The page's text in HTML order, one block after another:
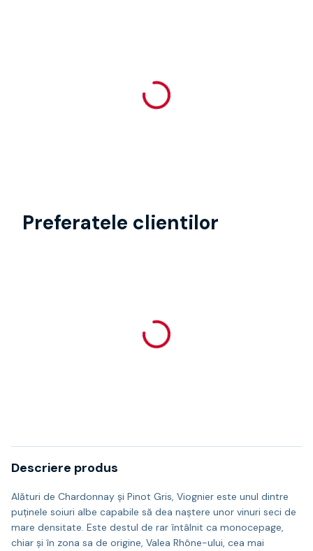
Preferatele clientilor
Descriere produs
Alături de Chardonnay şi Pinot Gris, Viognier este unul dintre
puţinele soiuri albe capabile să dea naştere unor vinuri seci de
mare densitate. Este destul de rar întâlnit ca monocepage,
chiar şi în zona sa de origine, Valea Rhône-ului, cea mai